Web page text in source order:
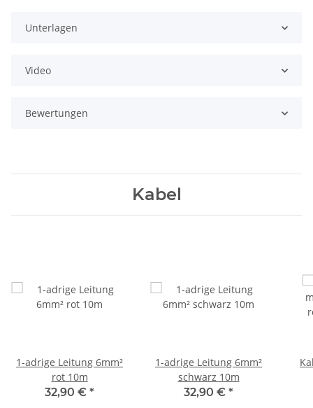
Unterlagen
Video
Bewertungen
Kabel
1-adrige Leitung 6mm²
rot 10m
32,90 € *
1-adrige Leitung 6mm²
schwarz 10m
32,90 € *